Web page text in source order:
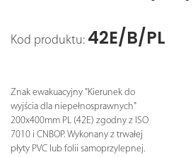
Kod produktu: 42E/B/PL
Znak ewakuacyjny "Kierunek do
wyjścia dla niepełnosprawnych"
200x400mm PL (42E) zgodny z ISO
7010 i CNBOP. Wykonany z trwałej
płyty PVC lub folii samoprzylepnej.